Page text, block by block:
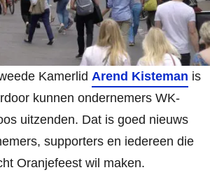
Kamerlid Arend Kisteman is
kunnen ondernemers WK-
uitzenden. Dat is goed nieuws
supporters en iedereen die
Oranjefeest wil maken.